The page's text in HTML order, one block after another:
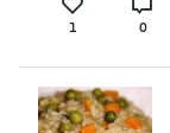
1 0